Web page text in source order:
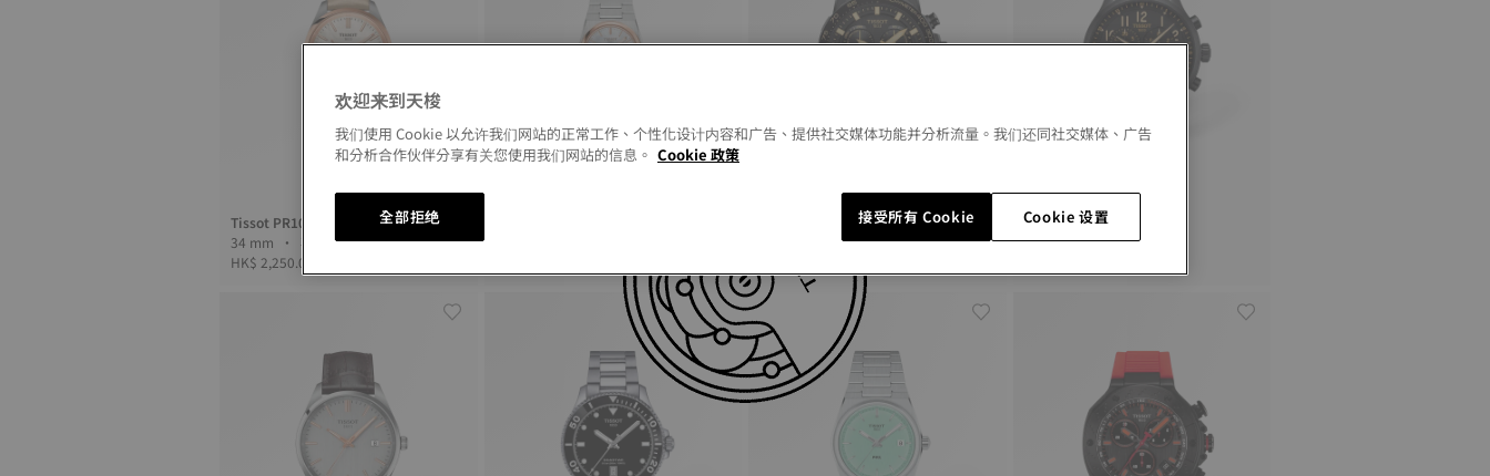
Tissot PR100
34 mm • 石英款
HK$ 2,250.00
Tissot Supersport
45.5 mm • 石英款
Tissot Chrono XL
45 mm • 石英款
欢迎来到天梭
我们使用 Cookie 以允许我们网站的正常工作、个性化设计内容和广告、提供社交媒体功能并分析流量。我们还同社交媒体、广告
和分析合作伙伴分享有关您使用我们网站的信息。 Cookie 政策
Cookie 设置
全部拒绝 接受所有 Cookie